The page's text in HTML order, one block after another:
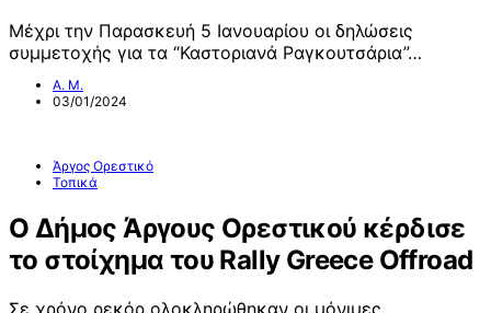
Μέχρι την Παρασκευή 5 Ιανουαρίου οι δηλώσεις
συμμετοχής για τα “Καστοριανά Ραγκουτσάρια”…
Α. Μ.
03/01/2024
Άργος Ορεστικό
Τοπικά
Ο Δήμος Άργους Ορεστικού κέρδισε
το στοίχημα του Rally Greece Offroad